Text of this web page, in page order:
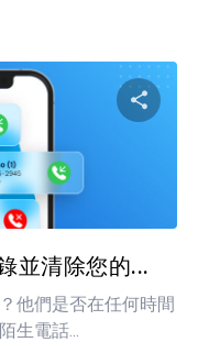
並清除您的...
他們是否在任何時間
生電話...